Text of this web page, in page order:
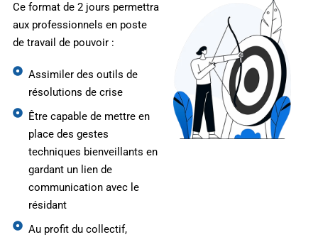
Ce format de 2 jours permettra
aux professionnels en poste
de travail de pouvoir :
Assimiler des outils de
résolutions de crise
Être capable de mettre en
place des gestes
techniques bienveillants en
gardant un lien de
communication avec le
résidant
Au profit du collectif,